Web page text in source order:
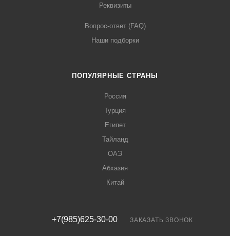
Реквизиты
Вопрос-ответ (FAQ)
Наши подборки
ПОПУЛЯРНЫЕ СТРАНЫ
Россия
Турция
Египет
Тайланд
ОАЭ
Абхазия
Китай
+7(985)625-30-00 ЗАКАЗАТЬ ЗВОНОК